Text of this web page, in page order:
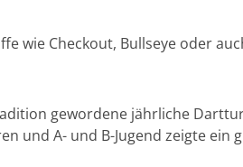
wie Checkout, Bullseye oder
gewordene jährliche
und A- und B-Jugend zeigte ein